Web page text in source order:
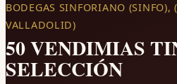
BODEGAS SINFORIANO (SINFO),
VALLADOLID)
50 VENDIMIAS
SELECCIÓN